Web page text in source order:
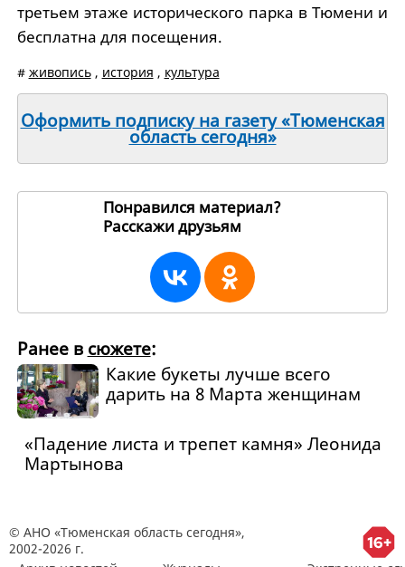
третьем этаже исторического парка в Тюмени и
бесплатна для посещения.
# живопись, история , культура
Оформить подписку на газету «Тюменская
область сегодня»
Понравился материал?
Расскажи друзьям
Ранее в сюжете:
Какие букеты лучше всего
дарить на 8 Марта женщинам
«Падение листа и трепет камня» Леонида
Мартынова
© АНО «Тюменская область сегодня»,
2002-2026 г.